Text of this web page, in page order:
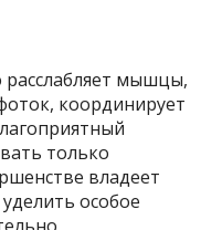
расслабляет мышцы,
координирует
только
владеет
особое